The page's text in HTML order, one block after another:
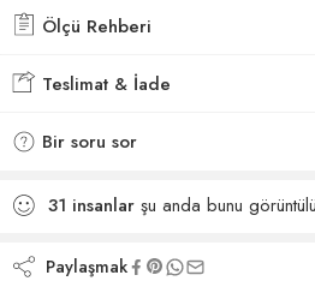
Ölçü Rehberi
Teslimat & İade
Bir soru sor
31 insanlar şu anda bunu
Paylaşmak